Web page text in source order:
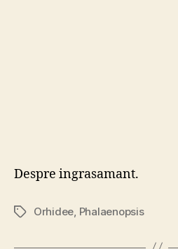
Despre ingrasamant.
TagsOrhidee, Phalaenopsis